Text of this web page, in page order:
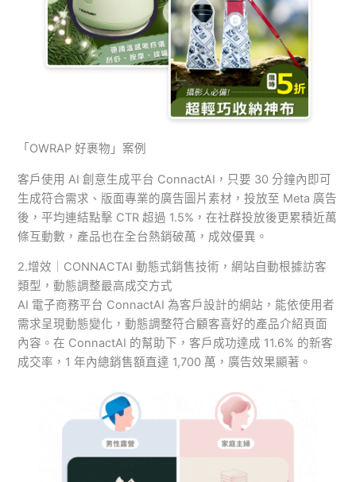
「OWRAP 好裹物」案例
客戶使用 AI 創意生成平台 ConnactAI，只要 30 分鐘內即可
生成符合需求、版面專業的廣告圖片素材，投放至 Meta 廣告
後，平均連結點擊 CTR 超過 1.5%，在社群投放後更累積近萬
條互動數，產品也在全台熱銷破萬，成效優異。
2.增效｜CONNACTAI 動態式銷售技術，網站自動根據訪客
類型，動態調整最高成交方式
AI 電子商務平台 ConnactAI 為客戶設計的網站，能依使用者
需求呈現動態變化，動態調整符合顧客喜好的產品介紹頁面
內容。在 ConnactAI 的幫助下，客戶成功達成 11.6% 的新客
成交率，1 年內總銷售額直達 1,700 萬，廣告效果顯著。